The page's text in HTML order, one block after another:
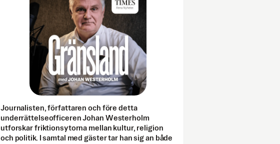
Journalisten, författaren och före detta
underrättelseofficeren Johan Westerholm
utforskar friktionsytorna mellan kultur, religion
och politik. I samtal med gäster tar han sig an både